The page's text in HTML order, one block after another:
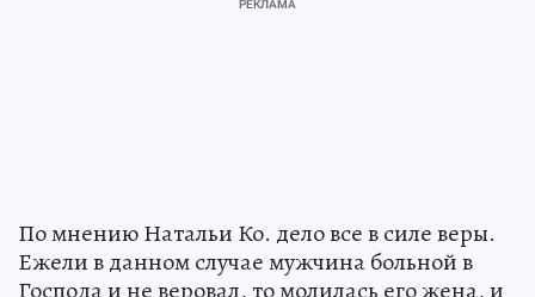
По мнению Натальи Ко. дело все в силе веры.
Ежели в данном случае мужчина больной в